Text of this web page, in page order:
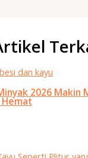
2026 Makin